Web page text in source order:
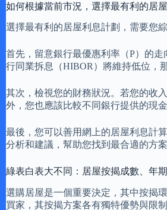
如何根據當前市況，選擇最有利的居
選擇最有利的居屋利息計劃，需要您
首先，留意銀行最優惠利率（P）的
行同業拆息（HIBOR）將維持低位，
其次，檢視您的財務狀況。若您的收
外，您也應該比較不同銀行提供的現
最後，您可以善用網上的居屋利息計
分析和建議，幫助您找到最合適的方案
綠表白表大不同：居屋按揭成數、年
選購居屋是一個重要決定，其中按揭
買家，其按揭方案各有獨特優勢與限